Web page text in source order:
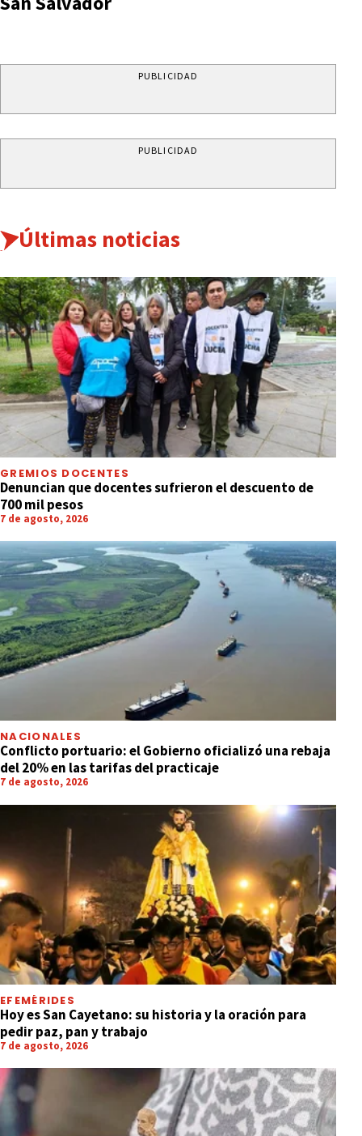
PUBLICIDAD
PUBLICIDAD
Últimas noticias
GREMIOS DOCENTES
Denuncian que docentes sufrieron el descuento de
700 mil pesos
7 de agosto, 2026
NACIONALES
Conflicto portuario: el Gobierno oficializó una rebaja
del 20% en las tarifas del practicaje
7 de agosto, 2026
EFEMÉRIDES
Hoy es San Cayetano: su historia y la oración para
pedir paz, pan y trabajo
7 de agosto, 2026